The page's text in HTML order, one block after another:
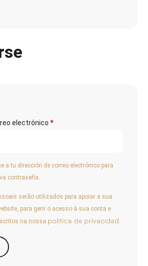
electrónico *
a tu dirección de correo electrónico para
contraseña.
serão utilizados para apoiar a sua
para gerir o acesso à sua conta e
na nossa política de privacidad.